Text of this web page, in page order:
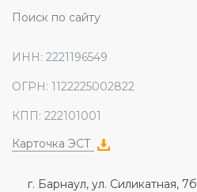
Поиск по сайту
ИНН: 2221196549
ОГРН: 1122225002822
КПП: 222101001
Карточка ЭСТ
г. Барнаул, ул. Силикатная, 7б